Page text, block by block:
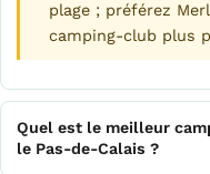
plage ; préférez
camping-club plus
Quel est le meilleur
le Pas-de-Calais ?